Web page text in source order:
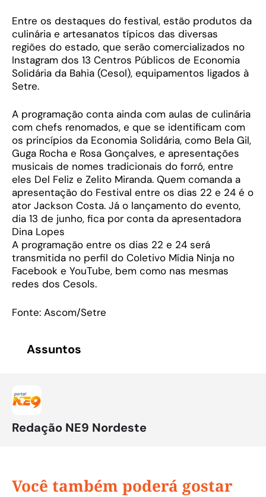
Entre os destaques do festival, estão produtos da
culinária e artesanatos típicos das diversas
regiões do estado, que serão comercializados no
Instagram dos 13 Centros Públicos de Economia
Solidária da Bahia (Cesol), equipamentos ligados à
Setre.
A programação conta ainda com aulas de culinária
com chefs renomados, e que se identificam com
os princípios da Economia Solidária, como Bela Gil,
Guga Rocha e Rosa Gonçalves, e apresentações
musicais de nomes tradicionais do forró, entre
eles Del Feliz e Zelito Miranda. Quem comanda a
apresentação do Festival entre os dias 22 e 24 é o
ator Jackson Costa. Já o lançamento do evento,
dia 13 de junho, fica por conta da apresentadora
Dina Lopes
A programação entre os dias 22 e 24 será
transmitida no perfil do Coletivo Mídia Ninja no
Facebook e YouTube, bem como nas mesmas
redes dos Cesols.
Fonte: Ascom/Setre
Assuntos
Redação NE9 Nordeste
Você também poderá gostar